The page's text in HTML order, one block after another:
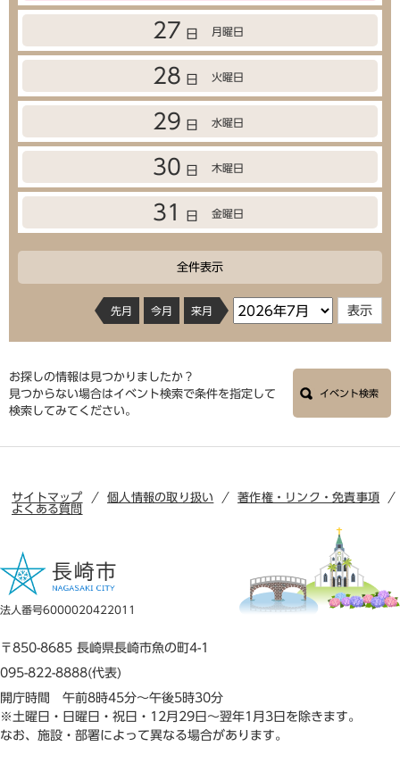
27 日 月曜日
28 日 火曜日
29 日 水曜日
30 日 木曜日
31 日 金曜日
全件表示
先月 今月 来月
お探しの情報は見つかりましたか？
見つからない場合はイベント検索で条件を指定して
検索してみてください。
イベント検索
サイトマップ 個人情報の取り扱い
著作権・リンク・免責事項
よくある質問
法人番号6000020422011
〒850-8685 長崎県長崎市魚の町4-1
095-822-8888(代表)
開庁時間 午前8時45分～午後5時30分
※土曜日・日曜日・祝日・12月29日～翌年1月3日を除きます。
なお、施設・部署によって異なる場合があります。